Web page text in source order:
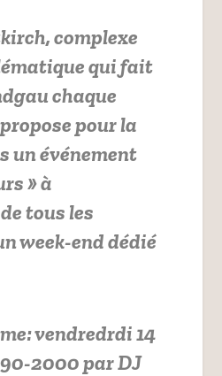
complexe
qui fait
chaque
pour la
un événement
» à
tous les
week-end dédié
vendredrdi 14
2000 par DJ